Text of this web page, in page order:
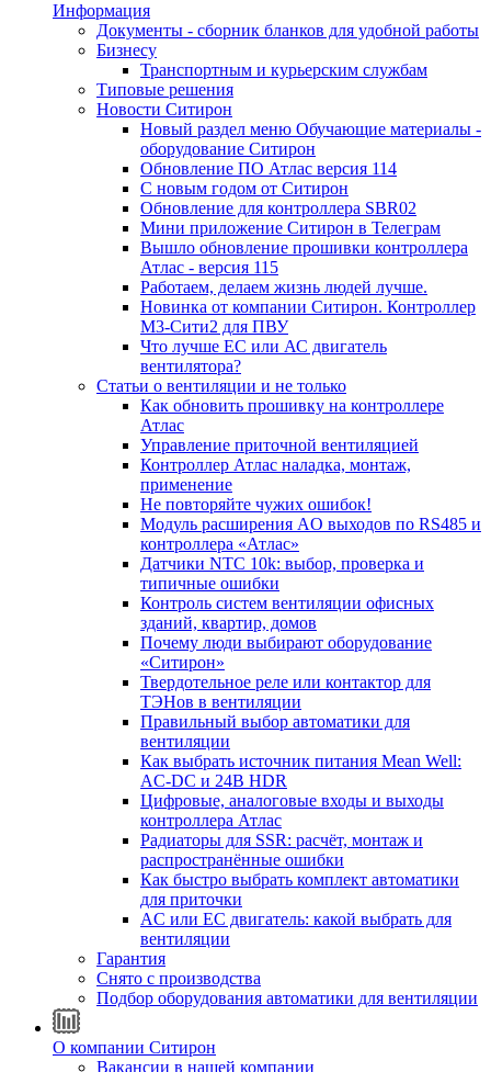
Информация
Документы - сборник бланков для удобной работы
Бизнесу
Транспортным и курьерским службам
Типовые решения
Новости Ситирон
Новый раздел меню Обучающие материалы -
оборудование Ситирон
Обновление ПО Атлас версия 114
С новым годом от Ситирон
Обновление для контроллера SBR02
Мини приложение Ситирон в Телеграм
Вышло обновление прошивки контроллера
Атлас - версия 115
Работаем, делаем жизнь людей лучше.
Новинка от компании Ситирон. Контроллер
М3-Сити2 для ПВУ
Что лучше ЕС или АС двигатель
вентилятора?
Статьи о вентиляции и не только
Как обновить прошивку на контроллере
Атлас
Управление приточной вентиляцией
Контроллер Атлас наладка, монтаж,
применение
Не повторяйте чужих ошибок!
Модуль расширения AO выходов по RS485 и
контроллера «Атлас»
Датчики NTC 10k: выбор, проверка и
типичные ошибки
Контроль систем вентиляции офисных
зданий, квартир, домов
Почему люди выбирают оборудование
«Ситирон»
Твердотельное реле или контактор для
ТЭНов в вентиляции
Правильный выбор автоматики для
вентиляции
Как выбрать источник питания Mean Well:
AC-DC и 24В HDR
Цифровые, аналоговые входы и выходы
контроллера Атлас
Радиаторы для SSR: расчёт, монтаж и
распространённые ошибки
Как быстро выбрать комплект автоматики
для приточки
AC или EC двигатель: какой выбрать для
вентиляции
Гарантия
Снято с производства
Подбор оборудования автоматики для вентиляции
О компании Ситирон
Вакансии в нашей компании